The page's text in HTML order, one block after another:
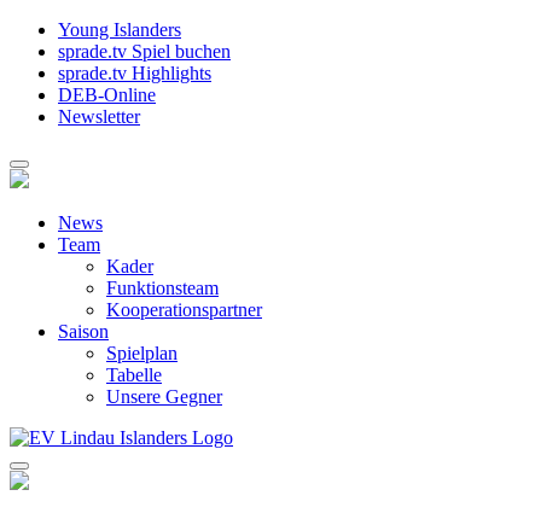
Young Islanders
sprade.tv Spiel buchen
sprade.tv Highlights
DEB-Online
Newsletter
News
Team
Kader
Funktionsteam
Kooperationspartner
Saison
Spielplan
Tabelle
Unsere Gegner